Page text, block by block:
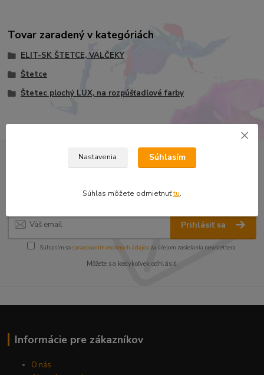
Tovar zaradený v kategóriách
ELIT-SK ŠTETCE, VALČEKY
Štetce
Štetec plochý LUX, na rozpúšťadlové farby
Nepremeškajte novinky, akcie a
zľavy!
Prihlásiť sa
Súhlasím sospracovaním osobných údajov za účelom zasielania newslettera.
Môžete sa kedykoľvek odhlásiť.
Informácie pre zákazníkov
O nás
Nastavenia Súhlasím
Súhlas môžete odmietnuťtu.